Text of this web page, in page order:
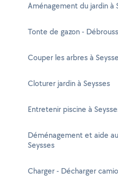
Aménagement du jardin à
Tonte de gazon -
Couper les arbres à
Cloturer jardin à Seysses
Entretenir piscine à
Déménagement et aide
Seysses
Charger - Décharger